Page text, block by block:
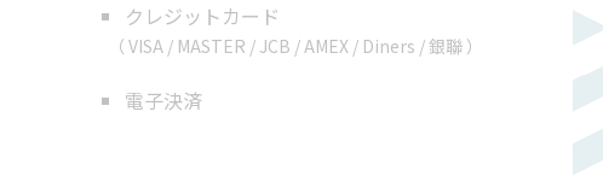
クレジットカード
（ VISA / MASTER / JCB / AMEX / Diners / 銀聯 ）
電子決済